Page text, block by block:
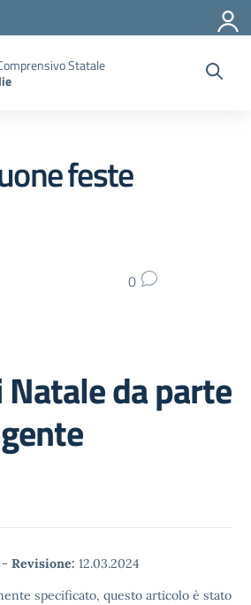
Statale
feste
0
da parte
- Revisione: 12.03.2024
specificato, questo articolo è stato